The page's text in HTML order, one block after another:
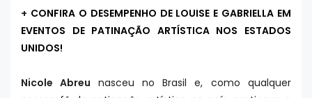
+ CONFIRA O DESEMPENHO DE LOUISE E GABRIELLA EM
EVENTOS DE PATINAÇÃO ARTÍSTICA NOS ESTADOS
UNIDOS!
Nicole Abreu nasceu no Brasil e, como qualquer